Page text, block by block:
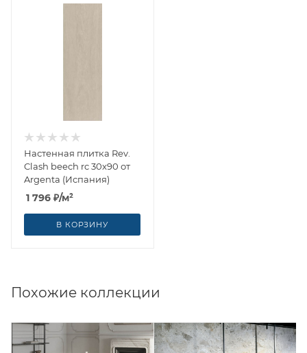
Настенная плитка Rev.
Clash beech rc 30x90 от
Argenta (Испания)
1 796 ₽/м²
В КОРЗИНУ
Похожие коллекции